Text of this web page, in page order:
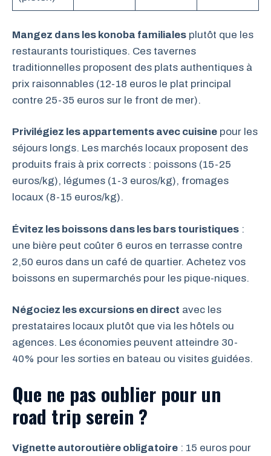
Mangez dans les konoba familiales plutôt que les
restaurants touristiques. Ces tavernes
traditionnelles proposent des plats authentiques à
prix raisonnables (12-18 euros le plat principal
contre 25-35 euros sur le front de mer).
Privilégiez les appartements avec cuisine pour les
séjours longs. Les marchés locaux proposent des
produits frais à prix corrects : poissons (15-25
euros/kg), légumes (1-3 euros/kg), fromages
locaux (8-15 euros/kg).
Évitez les boissons dans les bars touristiques :
une bière peut coûter 6 euros en terrasse contre
2,50 euros dans un café de quartier. Achetez vos
boissons en supermarchés pour les pique-niques.
Négociez les excursions en direct avec les
prestataires locaux plutôt que via les hôtels ou
agences. Les économies peuvent atteindre 30-
40% pour les sorties en bateau ou visites guidées.
Que ne pas oublier pour un
road trip serein ?
Vignette autoroutière obligatoire : 15 euros pour